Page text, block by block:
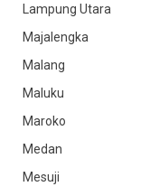
Lampung Utara
Majalengka
Malang
Maluku
Maroko
Medan
Mesuji